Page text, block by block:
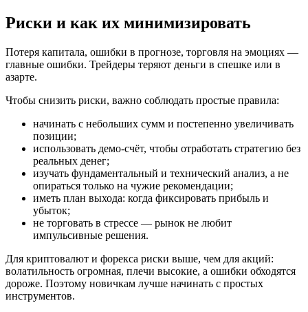
Риски и как их минимизировать
Потеря капитала, ошибки в прогнозе, торговля на эмоциях —
главные ошибки. Трейдеры теряют деньги в спешке или в
азарте.
Чтобы снизить риски, важно соблюдать простые правила:
начинать с небольших сумм и постепенно увеличивать
позиции;
использовать демо-счёт, чтобы отработать стратегию без
реальных денег;
изучать фундаментальный и технический анализ, а не
опираться только на чужие рекомендации;
иметь план выхода: когда фиксировать прибыль и
убыток;
не торговать в стрессе — рынок не любит
импульсивные решения.
Для криптовалют и форекса риски выше, чем для акций:
волатильность огромная, плечи высокие, а ошибки обходятся
дороже. Поэтому новичкам лучше начинать с простых
инструментов.